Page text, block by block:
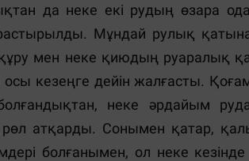
да неке екі рудың өзара
Мұндай рулық
мен неке қиюдың руаралық
кезеңге дейін жалғасты.
неке әрдайым
атқарды. Сонымен қатар,
болғанымен, ол неке